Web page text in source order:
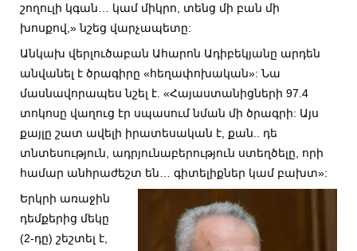
շողուլի կգան… կամ միկրո, տենց մի բան մի
խոսքով,» նշեց վարչապետը:
Անկախ վերլուծաբան Ահարոն Ադիբեկյանը արդեն
անվանել է ծրագիրը «հեղափոխական»: Նա
մասնավորապես նշել է. «Հայաստանիցների 97.4
տոկոսը վաղուց էր սպասում նման մի ծրագրի: Այս
քայլը շատ ավելի իրատեսական է, քան.. դե
տնտեսություն, ադրյունաբերություն ստեղծելը, որի
համար անհրաժեշտ են… գիտելիքներ կամ բախտ»:
Երկրի առաջին
դեմքերից մեկը
(2-դը) շեշտել է,